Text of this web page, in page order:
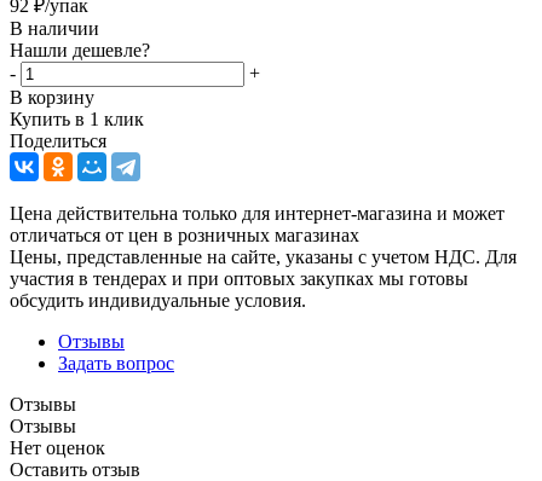
92 ₽/упак
В наличии
Нашли дешевле?
-
+
В корзину
Купить в 1 клик
Поделиться
Цена действительна только для интернет-магазина и может
отличаться от цен в розничных магазинах
Цены, представленные на сайте, указаны с учетом НДС. Для
участия в тендерах и при оптовых закупках мы готовы
обсудить индивидуальные условия.
Отзывы
Задать вопрос
Отзывы
Отзывы
Нет оценок
Оставить отзыв